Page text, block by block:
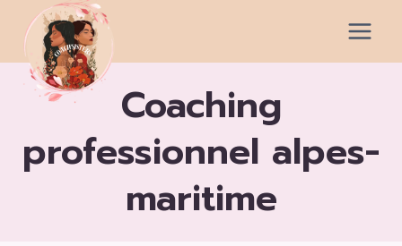
contenu
coaching
professionnel alpes-
maritime